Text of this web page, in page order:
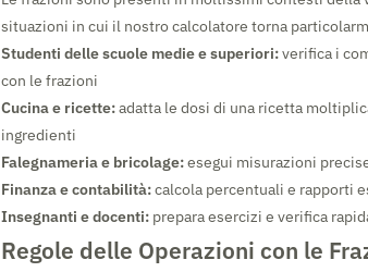
situazioni in cui il nostro calcolatore torna
Studenti delle scuole medie e superiori:verifica i
con le frazioni
Cucina e ricette:adatta le dosi di una ricetta
ingredienti
Falegnameria e bricolage:esegui misurazioni
Finanza e contabilità:calcola percentuali e rapporti
Insegnanti e docenti: prepara esercizi e verifica
Regole delle Operazioni con le